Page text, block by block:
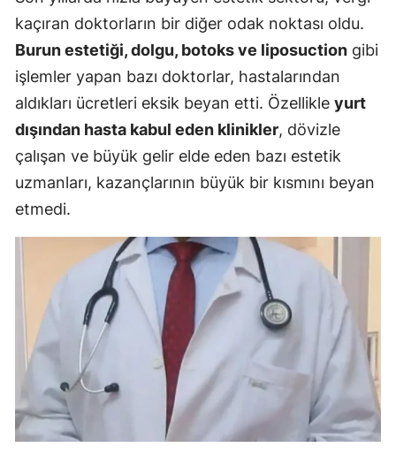
kaçıran doktorların bir diğer odak noktası oldu.
Burun estetiği, dolgu, botoks ve liposuction gibi
işlemler yapan bazı doktorlar, hastalarından
aldıkları ücretleri eksik beyan etti. Özellikle yurt
dışından hasta kabul eden klinikler, dövizle
çalışan ve büyük gelir elde eden bazı estetik
uzmanları, kazançlarının büyük bir kısmını beyan
etmedi.